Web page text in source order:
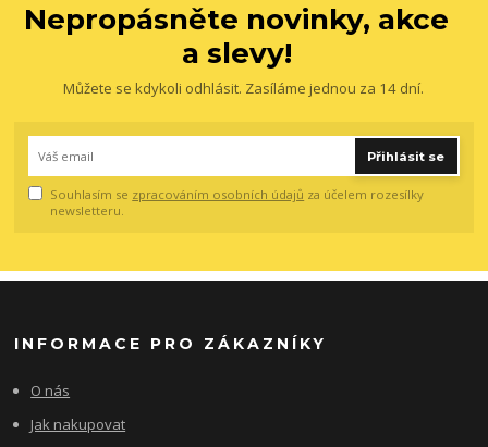
Nepropásněte novinky, akce
a slevy!
Můžete se kdykoli odhlásit. Zasíláme jednou za 14 dní.
Přihlásit se
Souhlasím se zpracováním osobních údajů za účelem rozesílky
newsletteru.
INFORMACE PRO ZÁKAZNÍKY
O nás
Jak nakupovat